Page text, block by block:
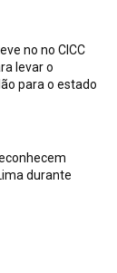
no no CICC
levar o
para o estado
durante